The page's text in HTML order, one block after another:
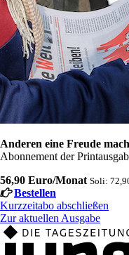
Anderen eine Freude
Abonnement der
56,90 Euro/Monat Soli:
Bestellen
Kurzzeitabo abschließen
Zur aktuellen Ausgabe